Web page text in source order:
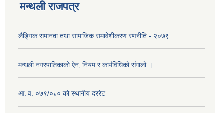
मन्थली राजपत्र
लैङ्गिक समानता तथा सामाजिक समावेशीकरण रणनीति - २०७९
मन्थली नगरपालिकाको ऐन, नियम र कार्यविधिको संगालो ।
आ. व. ०७९/०८० को स्थानीय दररेट ।